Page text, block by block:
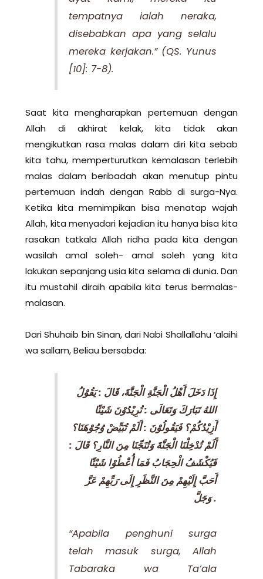
tempatnya ialah neraka,
disebabkan apa yang selalu
mereka kerjakan.”(QS. Yunus
[10]: 7-8).
Saat kita mengharapkan pertemuan dengan
Allah di akhirat kelak, kita tidak akan
mengikutkan rasa malas dalam diri kita sebab
kita tahu, memperturutkan kemalasan terlebih
malas dalam beribadah akan menutup pintu
pertemuan indah dengan Rabb di surga-Nya.
Ketika kita memimpikan bisa menatap wajah
Allah, kita menyadari kejadian itu hanya bisa kita
rasakan tatkala Allah ridha pada kita dengan
wasilah amal soleh- amal soleh yang kita
lakukan sepanjang usia kita selama di dunia. Dan
itu mustahil diraih apabila kita terus bermalas-
malasan.
Dari Shuhaib bin Sinan, dari Nabi Shallallahu ‘alaihi
wa sallam, Beliau bersabda:
إِذَا دَخَلَ أَهْلُ الْجَنَّةِ الْجَنَّةَ، قَالَ : يَقُوْلُ
اللهُ تَبَارَكَ وَتَعَالَى : تُرِيْدُوْنَ شَيْئًا
أَزِيْدُكُمْ؟ فَيَقُولُوْنَ : أَلَمْ تُبَيِّضْ وُجُوْهَنَا؟
أَلَمْ تُدْخِلْنَا الْجَنَّةَ وَتُنَجِّنَا مِنَ النَّارِ؟ قَالَ :
فَيُكْشَفُ الْحِجَابُ فَمَا أُعْطُوْا شَيْئًا
أَحَبَّ إِلَيْهِمْ مِنَ النَّظَرِ إِلَى رَبِّهِمْ عَزَّ
وَجَلَّ.
“Apabila penghuni surga
telah masuk surga, Allah
Tabaraka wa Ta’ala